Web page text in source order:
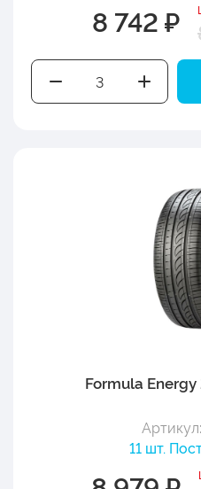
8 742 ₽
Formula
11 шт.